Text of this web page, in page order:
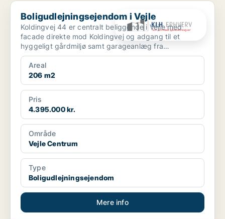
Boligudlejningsejendom i Vejle
Boligudlejningsejendom i Vejle
Koldingvej 44 er centralt beliggende i Vejle med
facade direkte mod Koldingvej og adgang til et
hyggeligt gårdmiljø samt garageanlæg fra
Bleggaardsgade. Ejen...
Areal
206 m2
Pris
4.395.000 kr.
Område
Vejle Centrum
Type
Boligudlejningsejendom
Mere info